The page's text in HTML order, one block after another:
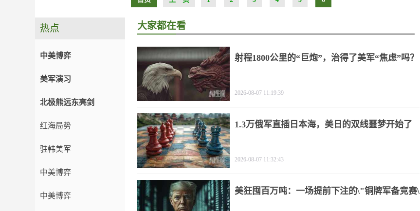
热点
中美博弈
美军演习
北极熊远东亮剑
红海局势
驻韩美军
中美博弈
中美博弈
大家都在看
射程1800公里的“巨炮”，治得了美军“焦虑”吗？
2026-08-07 11:19:39
1.3万俄军直插日本海，美日的双线噩梦开始了
2026-08-07 11:32:43
美狂囤百万吨：一场提前下注的\"铜牌军备竞赛\"